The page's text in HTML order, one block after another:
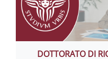
DOTTORATO DI